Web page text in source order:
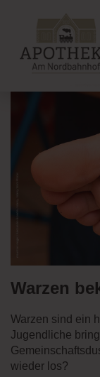
Warzen
Warzen sind ein
Jugendliche
wieder los?